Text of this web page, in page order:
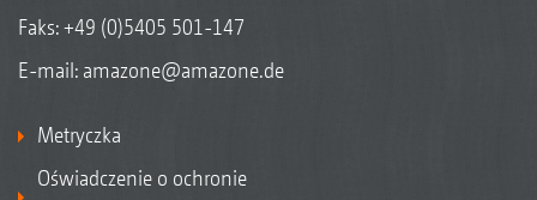
Faks: +49 (0)5405 501-147
E-mail: amazone@amazone.de
Metryczka
Oświadczenie o ochronie